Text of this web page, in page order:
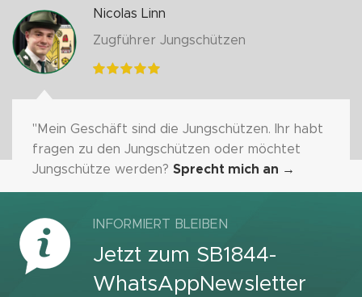
Nicolas Linn
Zugführer Jungschützen
"Mein Geschäft sind die Jungschützen. Ihr habt
fragen zu den Jungschützen oder möchtet
Jungschütze werden? Sprecht mich an →
INFORMIERT BLEIBEN
Jetzt zum SB1844-
WhatsAppNewsletter